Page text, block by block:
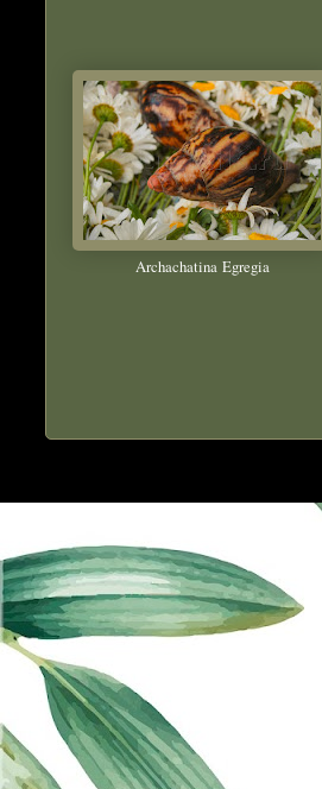
Archachatina Egregia